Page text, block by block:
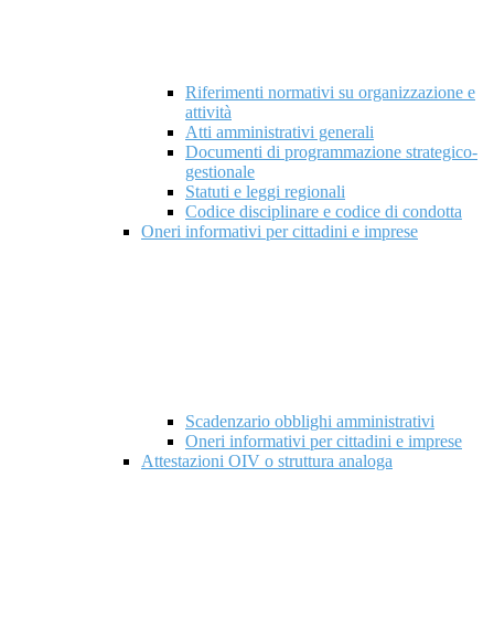
Riferimenti normativi su organizzazione e
attività
Atti amministrativi generali
Documenti di programmazione strategico-
gestionale
Statuti e leggi regionali
Codice disciplinare e codice di condotta
Oneri informativi per cittadini e imprese
Scadenzario obblighi amministrativi
Oneri informativi per cittadini e imprese
Attestazioni OIV o struttura analoga